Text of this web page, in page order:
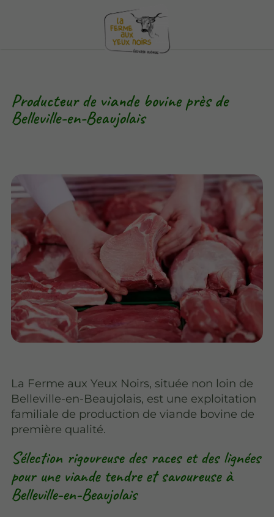
Producteur de viande bovine près de
Belleville-en-Beaujolais
La Ferme aux Yeux Noirs, située non loin de
Belleville-en-Beaujolais, est une exploitation
familiale de production de viande bovine de
première qualité.
Sélection rigoureuse des races et des lignées
pour une viande tendre et savoureuse à
Belleville-en-Beaujolais